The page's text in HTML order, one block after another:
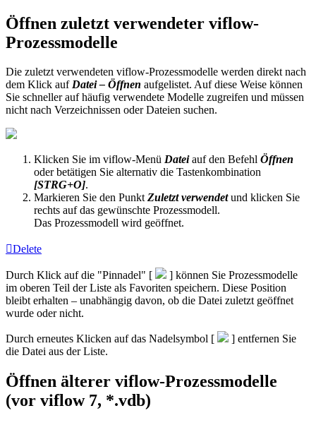
Öffnen zuletzt verwendeter viflow-
Prozessmodelle
Die zuletzt verwendeten viflow-Prozessmodelle werden direkt nach
dem Klick aufDatei – Öffnen aufgelistet. Auf diese Weise können
Sie schneller auf häufig verwendete Modelle zugreifen und müssen
nicht nach Verzeichnissen oder Dateien suchen.
Klicken Sie im viflow-Menü Dateiauf den Befehl Öffnen
oder betätigen Sie alternativ die Tastenkombination
[STRG+O].
Markieren Sie den PunktZuletzt verwendetund klicken Sie
rechts auf das gewünschte Prozessmodell.
Das Prozessmodell wird geöffnet.
Delete
Durch Klick auf die "Pinnadel" [
] können Sie Prozessmodelle
im oberen Teil der Liste als Favoriten speichern. Diese Position
bleibt erhalten – unabhängig davon, ob die Datei zuletzt geöffnet
wurde oder nicht.
Durch erneutes Klicken auf das Nadelsymbol [
] entfernen Sie
die Datei aus der Liste.
Öffnen älterer viflow-Prozessmodelle
(vor viflow 7, *.vdb)